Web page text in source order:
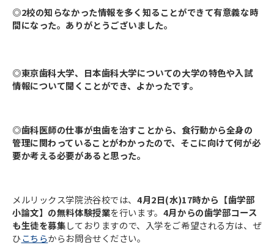
◎2校の知らなかった情報を多く知ることができて有意義な時
間になった。ありがとうございました。
◎東京歯科大学、日本歯科大学についての大学の特色や入試
情報について聞くことができ、よかったです。
◎歯科医師の仕事が虫歯を治すことから、食行動から全身の
管理に関わっていることがわかったので、そこに向けて何が必
要か考える必要があると思った。
メルリックス学院渋谷校では、4月2日(水)17時から【歯学部
小論文】の無料体験授業を行います。 4月からの歯学部コース
も生徒を募集しておりますので、入学をご希望される方は、ぜ
ひこちらからお問合せください。